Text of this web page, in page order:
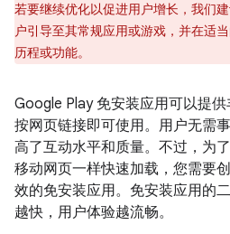
若要继续优化以促进用户增长，我们
户引导至其常规应用或游戏，并在适
历程或功能。
Google Play 免安装应用可以提
按网页链接即可使用。用户无需
高了互动水平和质量。不过，为
移动网页一样快速加载，您需要
效的免安装应用。免安装应用的
越快，用户体验越流畅。